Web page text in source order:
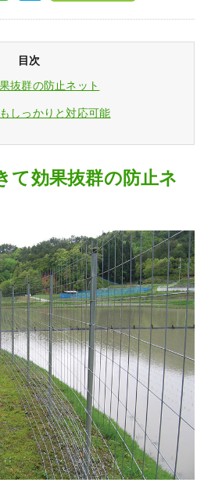
目次
抜群の防止ネット
しっかりと対応可能
て効果抜群の防止ネ